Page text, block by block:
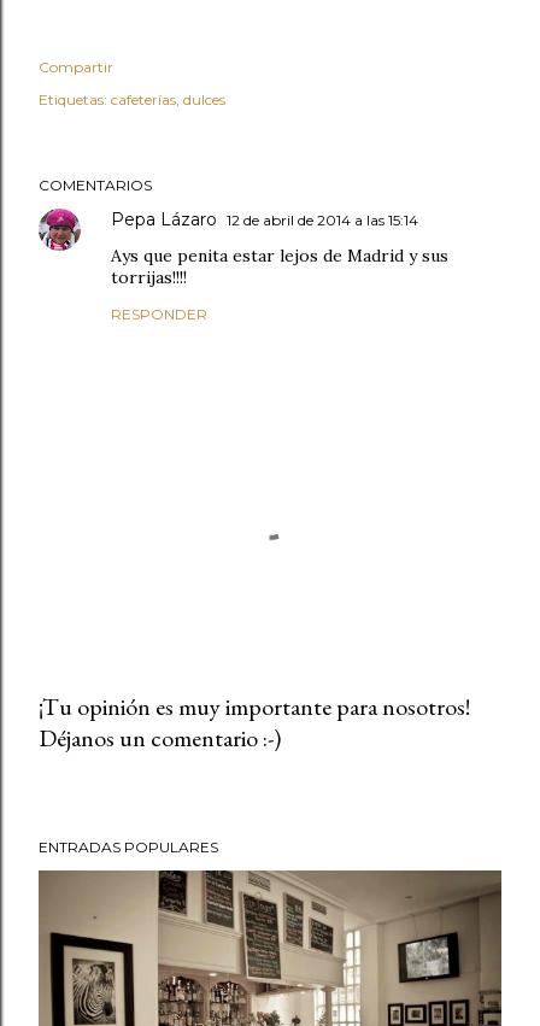
Compartir
Etiquetas: cafeterías dulces
COMENTARIOS
Pepa Lázaro 12 de abril de 2014 a las 15:14
Ays que penita estar lejos de Madrid y sus
torrijas!!!!
RESPONDER
P
i
u
¡Tu opinión es muy importante para nosotros!
Déjanos un comentario :-)
ENTRADAS POPULARES